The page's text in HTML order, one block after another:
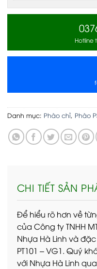
Hotline
Danh mục: Phào chỉ, Phào
CHI TIẾT SẢN
Để hiểu rõ hơn về
của Công ty TNHH
Nhựa Hà Linh và
PT101 – VG1. Quý
với Nhựa Hà Linh